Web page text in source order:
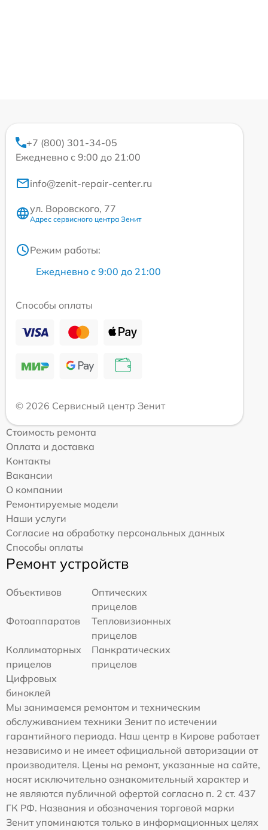
+7 (800) 301-34-05
Ежедневно с 9:00 до 21:00
info@zenit-repair-center.ru
ул. Воровского, 77
Адрес сервисного центра Зенит
Режим работы:
Ежедневно с 9:00 до 21:00
Способы оплаты
© 2026 Сервисный центр Зенит
Стоимость ремонта
Оплата и доставка
Контакты
Вакансии
О компании
Ремонтируемые модели
Наши услуги
Согласие на обработку персональных данных
Способы оплаты
Ремонт устройств
Объективов
Оптических
прицелов
Фотоаппаратов
Тепловизионных
прицелов
Коллиматорных
прицелов
Панкратических
прицелов
Цифровых
биноклей
Мы занимаемся ремонтом и техническим
обслуживанием техники Зенит по истечении
гарантийного периода. Наш центр в Кирове работает
независимо и не имеет официальной авторизации от
производителя. Цены на ремонт, указанные на сайте,
носят исключительно ознакомительный характер и
не являются публичной офертой согласно п. 2 ст. 437
ГК РФ. Названия и обозначения торговой марки
Зенит упоминаются только в информационных целях